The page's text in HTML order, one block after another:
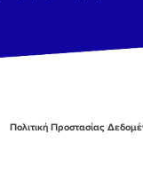
Πολιτική Προστασίας